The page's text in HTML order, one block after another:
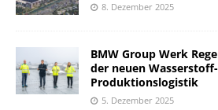
8. Dezember 2025
BMW Group Werk
der neuen
Produktionslogistik
5. Dezember 2025